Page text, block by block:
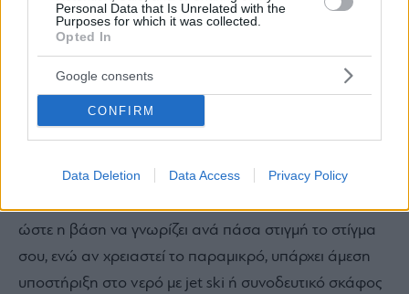
Personal Data that Is Unrelated with the
Purposes for which it was collected.
Opted In
Google consents
CONFIRM
Data Deletion Data Access Privacy Policy
ώστε η βάση να γνωρίζει ανά πάσα στιγμή το στίγμα
σου, ενώ αν χρειαστεί το παραμικρό, υπάρχει άμεση
υποστήριξη στο νερό με jet ski ή συνοδευτικό σκάφος